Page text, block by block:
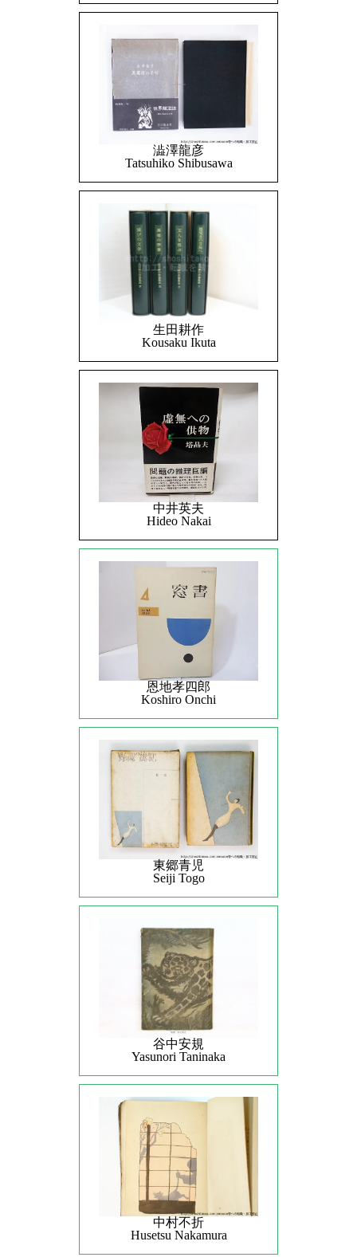
澁澤龍彦
Tatsuhiko Shibusawa
生田耕作
Kousaku Ikuta
中井英夫
Hideo Nakai
恩地孝四郎
Koshiro Onchi
東郷青児
Seiji Togo
谷中安規
Yasunori Taninaka
中村不折
Husetsu Nakamura